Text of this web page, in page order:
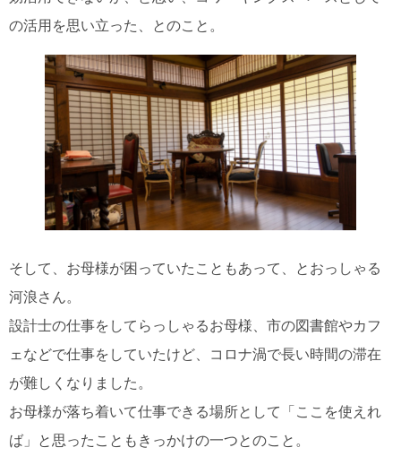
の活用を思い立った、とのこと。
そして、お母様が困っていたこともあって、とおっしゃる
河浪さん。
設計士の仕事をしてらっしゃるお母様、市の図書館やカフ
ェなどで仕事をしていたけど、コロナ渦で長い時間の滞在
が難しくなりました。
お母様が落ち着いて仕事できる場所として「ここを使えれ
ば」と思ったこともきっかけの一つとのこと。